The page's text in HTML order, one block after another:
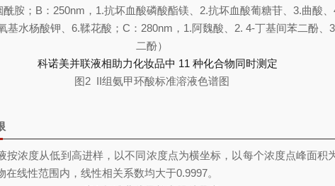
酰胺；B：250nm，1.抗坏血酸磷酸酯镁、2.抗坏血酸葡糖苷、3.曲酸
基水杨酸钾、6.鞣花酸；C：280nm，1.阿魏酸、2. 4-丁基间苯二酚、
二酚）
图2 II组氨甲环酸标准溶液色谱图
按浓度从低到高进样，以不同浓度点为横坐标，以每个浓度点峰面积
在线性范围内，线性相关系数均大于0.9997。